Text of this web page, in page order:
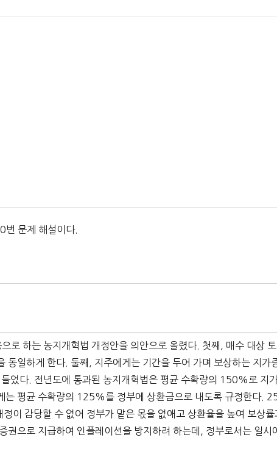
문제 해설이다.
로 하는 농지개혁법 개정안을 의안으로 올렸다. 첫째, 매수 대상 토
동일하게 한다. 둘째, 지주에게는 기간을 두어 가며 보상하는 지가
었다. 전년도에 통과된 농지개혁법은 평균 수확량의 150%로 지
는 평균 수확량의 125%를 정부에 상환금으로 내도록 규정한다.
이 감당할 수 없어 정부가 맡은 몫을 없애고 상환율을 높여 보상률
으로 지급하여 인플레이션을 방지하려 하는데, 정부로서는 일시